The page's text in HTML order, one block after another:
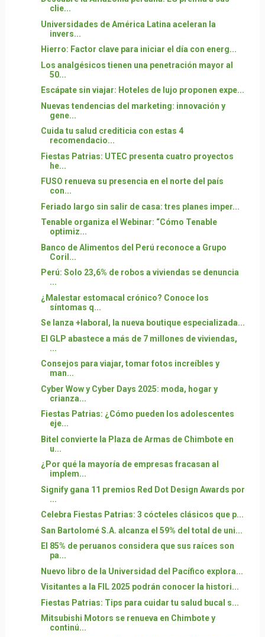
clie...
Universidades de América Latina aceleran la
invers...
Hierro: Factor clave para iniciar el día con energ...
Los analgésicos tienen una penetración mayor al
50...
Escápate sin viajar: Hoteles de lujo proponen expe...
Nuevas tendencias del marketing: innovación y
gene...
Cuida tu salud crediticia con estas 4
recomendacio...
Fiestas Patrias: UTEC presenta cuatro proyectos
he...
FUSO renueva su presencia en el norte del país
con...
Feriado largo sin salir de casa: tres planes imper...
Tenable organiza el Webinar: “Cómo Tenable
optimiz...
Banco de Alimentos del Perú reconoce a Grupo
Coril...
Perú: Solo 23,6% de robos a viviendas se denuncia
...
¿Malestar estomacal crónico? Conoce los
síntomas q...
Se lanza +laboral, la nueva boutique especializada...
El GLP abastece a más de 7 millones de viviendas,
...
Consejos para viajar, tomar fotos increíbles y
man...
Cyber Wow y Cyber Days 2025: moda, hogar y
crianza...
Fiestas Patrias: ¿Cómo pueden los adolescentes
eje...
Bitel convierte la Plaza de Armas de Chimbote en
u...
¿Por qué la mayoría de empresas fracasan al
implem...
Signify gana 11 premios Red Dot Design Awards por
...
Celebra Fiestas Patrias: 3 cócteles clásicos que p...
San Bartolomé S.A. alcanza el 59% del total de uni...
El 85% de peruanos considera que sus raíces son
pa...
Nuevo libro de la Universidad del Pacífico explora...
Visitantes a la FIL 2025 podrán conocer la histori...
Fiestas Patrias: Tips para cuidar tu salud bucal s...
Mitsubishi Motors se renueva en Chimbote y
continú...